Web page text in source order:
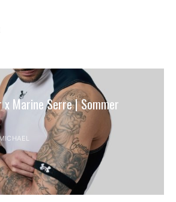
x Marine Serre | Sommer